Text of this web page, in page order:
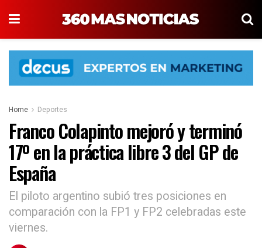
Home Deportes
Franco Colapinto mejoró y terminó
17º en la práctica libre 3 del GP de
España
El piloto argentino subió tres posiciones en
comparación con la FP1 y FP2 celebradas este
viernes.